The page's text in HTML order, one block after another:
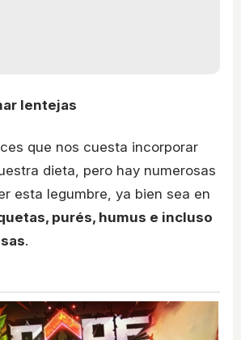
lentejas
que nos cuesta incorporar
dieta, pero hay numerosas
esta legumbre, ya bien sea en
purés, humus e incluso
.